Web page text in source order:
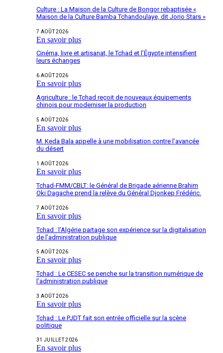
Culture : La Maison de la Culture de Bongor rebaptisée «
Maison de la Culture Bamba Tchandoulaye, dit Jorio Stars »
7 AOÛT 2026
En savoir plus
Cinéma, livre et artisanat, le Tchad et l’Égypte intensifient
leurs échanges
6 AOÛT 2026
En savoir plus
Agriculture : le Tchad reçoit de nouveaux équipements
chinois pour moderniser la production
5 AOÛT 2026
En savoir plus
M. Keda Bala appelle à une mobilisation contre l’avancée
du désert
1 AOÛT 2026
En savoir plus
Tchad-FMM/CBLT: le Général de Brigade aérienne Brahim
Oki Dagache prend la relève du Général Djonkep Frédéric.
7 AOÛT 2026
En savoir plus
Tchad : l’Algérie partage son expérience sur la digitalisation
de l’administration publique
5 AOÛT 2026
En savoir plus
Tchad : Le CESEC se penche sur la transition numérique de
l’administration publique
3 AOÛT 2026
En savoir plus
Tchad : Le PJDT fait son entrée officielle sur la scène
politique
31 JUILLET 2026
En savoir plus